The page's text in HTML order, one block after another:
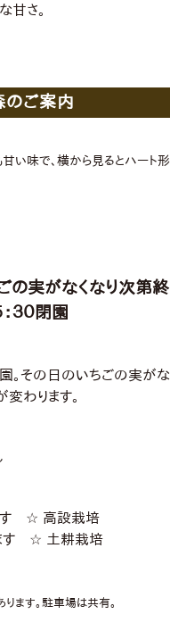
甘さ。
ご案内
い味で、横から見るとハート
ごの実がなくなり次第終
３０閉園
その日のいちごの実がな
わります。
す ☆ 高設栽培
す ☆ 土耕栽培
ます。駐車場は共有。